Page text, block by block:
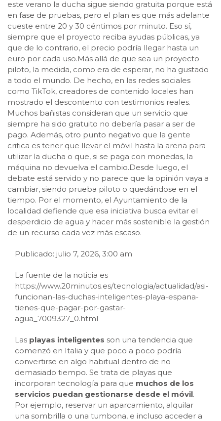
este verano la ducha sigue siendo gratuita porque está
en fase de pruebas, pero el plan es que más adelante
cueste entre 20 y 30 céntimos por minuto. Eso sí,
siempre que el proyecto reciba ayudas públicas, ya
que de lo contrario, el precio podría llegar hasta un
euro por cada uso.Más allá de que sea un proyecto
piloto, la medida, como era de esperar, no ha gustado
a todo el mundo. De hecho, en las redes sociales
como TikTok, creadores de contenido locales han
mostrado el descontento con testimonios reales.
Muchos bañistas consideran que un servicio que
siempre ha sido gratuito no debería pasar a ser de
pago. Además, otro punto negativo que la gente
critica es tener que llevar el móvil hasta la arena para
utilizar la ducha o que, si se paga con monedas, la
máquina no devuelva el cambio.Desde luego, el
debate está servido y no parece que la opinión vaya a
cambiar, siendo prueba piloto o quedándose en el
tiempo. Por el momento, el Ayuntamiento de la
localidad defiende que esa iniciativa busca evitar el
desperdicio de agua y hacer más sostenible la gestión
de un recurso cada vez más escaso.
Publicado: julio 7, 2026, 3:00 am
La fuente de la noticia es
https://www.20minutos.es/tecnologia/actualidad/asi-
funcionan-las-duchas-inteligentes-playa-espana-
tienes-que-pagar-por-gastar-
agua_7009327_0.html
Las playas inteligentes son una tendencia que
comenzó en Italia y que poco a poco podría
convertirse en algo habitual dentro de no
demasiado tiempo. Se trata de playas que
incorporan tecnología para que muchos de los
servicios puedan gestionarse desde el móvil.
Por ejemplo, reservar un aparcamiento, alquilar
una sombrilla o una tumbona, e incluso acceder a